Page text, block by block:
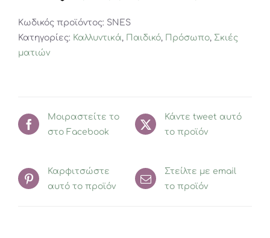
WHITE
EYESHADOW
Κωδικός προϊόντος: SNES
Κατηγορίες: Καλλυντικά, Παιδικό, Πρόσωπο, Σκιές
ματιών
Μοιραστείτε το
στο Facebook
Κάντε tweet αυτό
το προϊόν
Καρφιτσώστε
αυτό το προϊόν
Στείλτε με email
το προϊόν